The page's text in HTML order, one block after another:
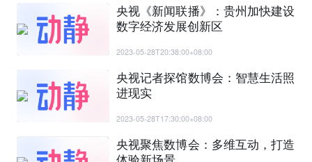
央视《新闻联播》：贵州加快建设
数字经济发展创新区
2023-05-28T20:38:00+08:00
央视记者探馆数博会：智慧生活照
进现实
2023-05-28T17:30:00+08:00
央视聚焦数博会：多维互动，打造